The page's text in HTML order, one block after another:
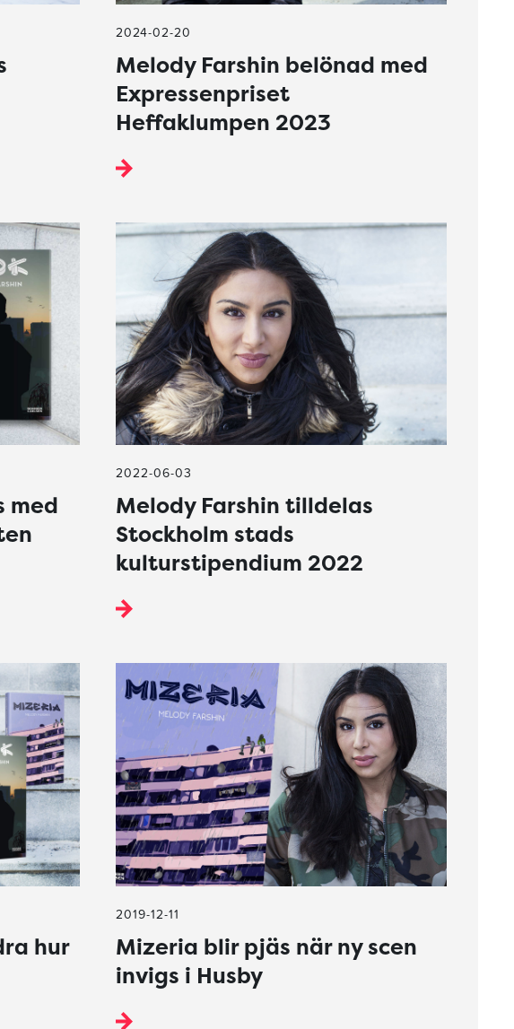
2024-02-20
Melody Farshin belönad med
Expressenpriset
Heffaklumpen 2023
med
2022-06-03
Melody Farshin tilldelas
Stockholm stads
kulturstipendium 2022
hur
2019-12-11
Mizeria blir pjäs när ny scen
invigs i Husby